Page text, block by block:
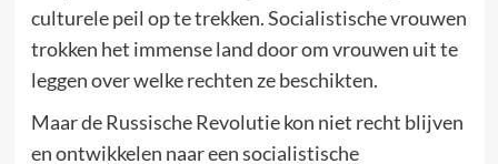
culturele peil op te trekken. Socialistische vrouwen
trokken het immense land door om vrouwen uit te
leggen over welke rechten ze beschikten.
Maar de Russische Revolutie kon niet recht blijven
en ontwikkelen naar een socialistische